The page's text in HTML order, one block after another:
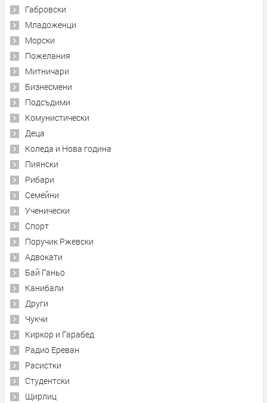
Габровски
Младоженци
Морски
Пожелания
Митничари
Бизнесмени
Подсъдими
Комунистически
Деца
Коледа и Нова година
Пиянски
Рибари
Семейни
Ученически
Спорт
Поручик Ржевски
Адвокати
Бай Ганьо
Канибали
Други
Чукчи
Киркор и Гарабед
Радио Ереван
Расистки
Студентски
Щирлиц